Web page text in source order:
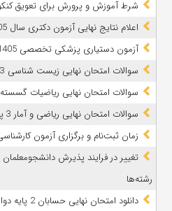
شرط آموزش و پرورش برای تعویق کنکور
اعلام نتایج نهایی آزمون دکتری سال 1405در دهه اول مرداد
آزمون دستیاری پزشکی تخصصی 1405 در موعد مقرر برگزار می‌شود
سوالات امتحان نهایی زیست شناسی 3 سال دوازدهم (1397 تا 1405)
سوالات امتحان نهایی ریاضیات گسسته سال
سوالات امتحان نهایی ریاضی و آمار 3 پایه دوازدهم (1397 تا 1405)
زمان ثبت‌نام و برگزاری آزمون کارشناسی
تغییر در فرایند پذیرش
رشته‌ها
دانلود امتحان نهایی حسابان 2 پایه دوازدهم تیر 1405 + پاسخ